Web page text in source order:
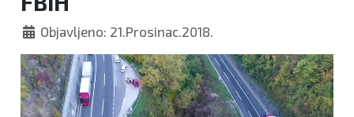
Objavljeno: 21.Prosinac.2018.